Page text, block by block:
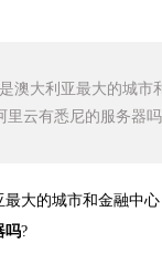
大利亚最大的城市
里云有悉尼的服务器
大的城市和金融中
吗?